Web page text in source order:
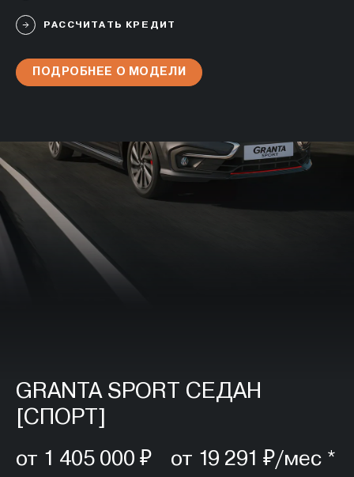
РАССЧИТАТЬ КРЕДИТ
ПОДРОБНЕЕ О МОДЕЛИ
GRANTA SPORT СЕДАН
[СПОРТ]
от 1 405 000 ₽ от 19 291 ₽/мес *